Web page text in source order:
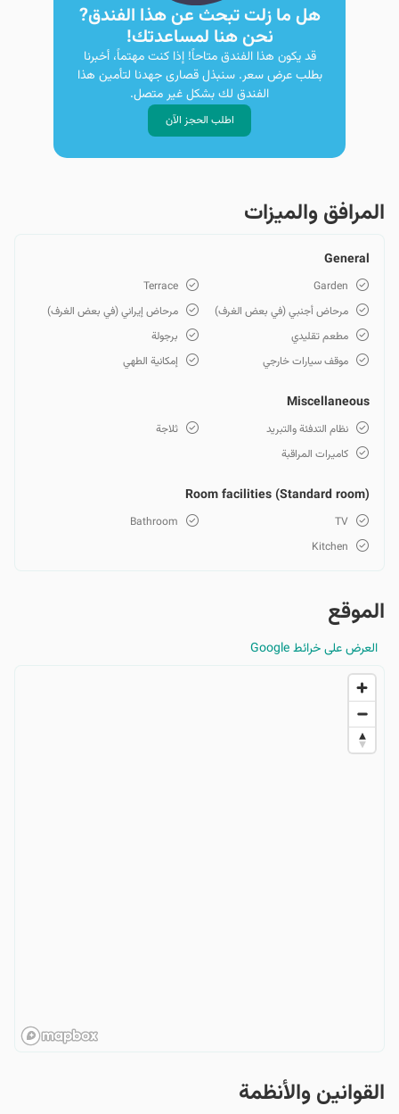
هل ما زلت تبحث عن هذا الفندق?
نحن هنا لمساعدتك!
قد يكون هذا الفندق متاحاً! إذا كنت مهتماً، أخبرنا
بطلب عرض سعر. سنبذل قصارى جهدنا لتأمين هذا
الفندق لك بشكل غير متصل.
اطلب الحجز الآن
المرافق والمیزات
General
Garden
Terrace
مرحاض أجنبي (في بعض الغرف)
مرحاض إيراني (في بعض الغرف)
مطعم تقليدي
برجولة
موقف سيارات خارجي
إمكانية الطهي
Miscellaneous
نظام التدفئة والتبريد
ثلاجة
كاميرات المراقبة
Room facilities (Standard room)
TV
Bathroom
Kitchen
الموقع
العرض على خرائط Google
القوانین والأنظمة